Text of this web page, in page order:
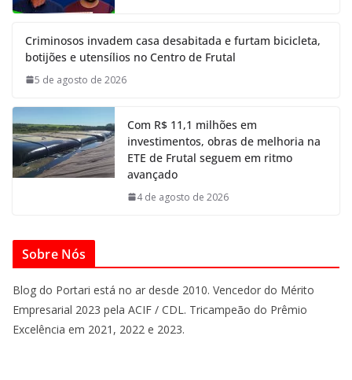
Criminosos invadem casa desabitada e furtam bicicleta,
botijões e utensílios no Centro de Frutal
5 de agosto de 2026
Com R$ 11,1 milhões em
investimentos, obras de melhoria na
ETE de Frutal seguem em ritmo
avançado
4 de agosto de 2026
Sobre Nós
Blog do Portari está no ar desde 2010. Vencedor do Mérito
Empresarial 2023 pela ACIF / CDL. Tricampeão do Prêmio
Excelência em 2021, 2022 e 2023.